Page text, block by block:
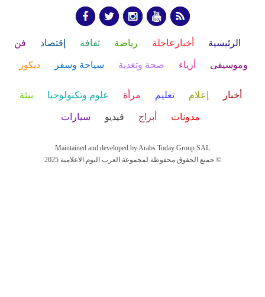
الرئيسية أخبارعاجلة رياضة ثقافة إقتصاد فن
وموسيقى أزياء صحة وتغذية سياحة وسفر ديكور
أخبار إعلام تعليم مرأة علوم وتكنولوجيا بيئة
مدونات أبراج فيديو سيارات
Maintained and developed by Arabs Today Group SAL
جميع الحقوق محفوظة لمجموعة العرب اليوم الاعلامية 2025 ©